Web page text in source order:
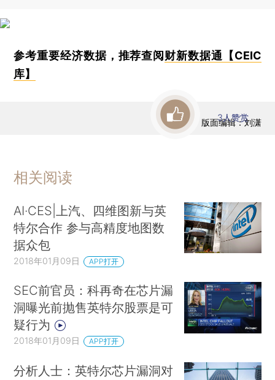
参考重要经济数据，推荐查阅 财新数据通【CEIC
库】
版面编辑：刘潇
3人赞赏
相关阅读
AI·CES|上汽、四维图新与英
特尔合作 参与高精度地图数
据众包
2018年01月09日 APP打开
SEC前官员：科再奇在芯片漏
洞曝光前抛售英特尔股票是可
疑行为
2018年01月09日 APP打开
分析人士：英特尔芯片漏洞对